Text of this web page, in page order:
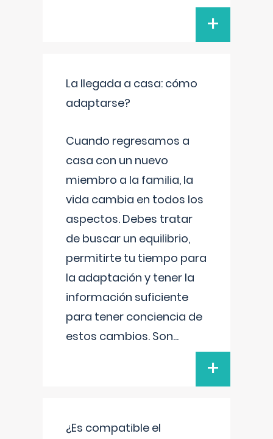
+
La llegada a casa: cómo
adaptarse?
Cuando regresamos a
casa con un nuevo
miembro a la familia, la
vida cambia en todos los
aspectos. Debes tratar
de buscar un equilibrio,
permitirte tu tiempo para
la adaptación y tener la
información suficiente
para tener conciencia de
estos cambios. Son...
+
¿Es compatible el